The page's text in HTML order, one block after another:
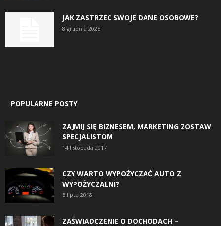
JAK ZASTRZEC SWOJE DANE OSOBOWE?
8 grudnia 2025
POPULARNE POSTY
ZAJMIJ SIĘ BIZNESEM, MARKETING ZOSTAW
SPECJALISTOM
14 listopada 2017
CZY WARTO WYPOŻYCZAĆ AUTO Z
WYPOŻYCZALNI?
5 lipca 2018
ZAŚWIADCZENIE O DOCHODACH –